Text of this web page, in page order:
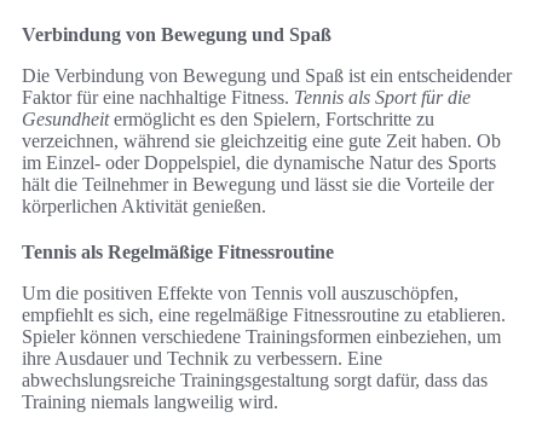
Verbindung von Bewegung und Spaß
Die Verbindung von Bewegung und Spaß ist ein entscheidender
Faktor für eine nachhaltige Fitness. Tennis als Sport für die
Gesundheitermöglicht es den Spielern, Fortschritte zu
verzeichnen, während sie gleichzeitig eine gute Zeit haben. Ob
im Einzel- oder Doppelspiel, die dynamische Natur des Sports
hält die Teilnehmer in Bewegung und lässt sie die Vorteile der
körperlichen Aktivität genießen.
Tennis als Regelmäßige Fitnessroutine
Um die positiven Effekte von Tennis voll auszuschöpfen,
empfiehlt es sich, eine regelmäßige Fitnessroutine zu etablieren.
Spieler können verschiedene Trainingsformen einbeziehen, um
ihre Ausdauer und Technik zu verbessern. Eine
abwechslungsreiche Trainingsgestaltung sorgt dafür, dass das
Training niemals langweilig wird.